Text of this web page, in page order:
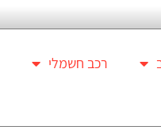
רכב חשמלי